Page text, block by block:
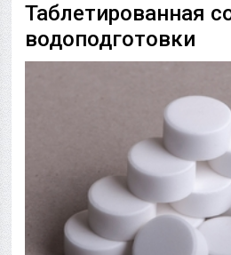
Таблетированная
водоподготовки